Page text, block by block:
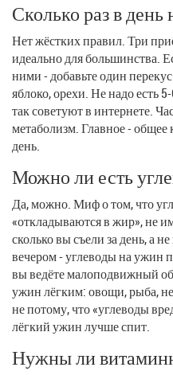
Сколько раз в день
Нет жёстких правил. Три
идеально для большинства.
ними - добавьте один
яблоко, орехи. Не надо есть
так советуют в интернете.
метаболизм. Главное - общее
день.
Можно ли есть
Да, можно. Миф о том, что
«откладываются в жир», не
сколько вы съели за день, а
вечером - углеводы на ужин
вы ведёте малоподвижный
ужин лёгким: овощи, рыба,
не потому, что «углеводы
лёгкий ужин лучше спит.
Нужны ли